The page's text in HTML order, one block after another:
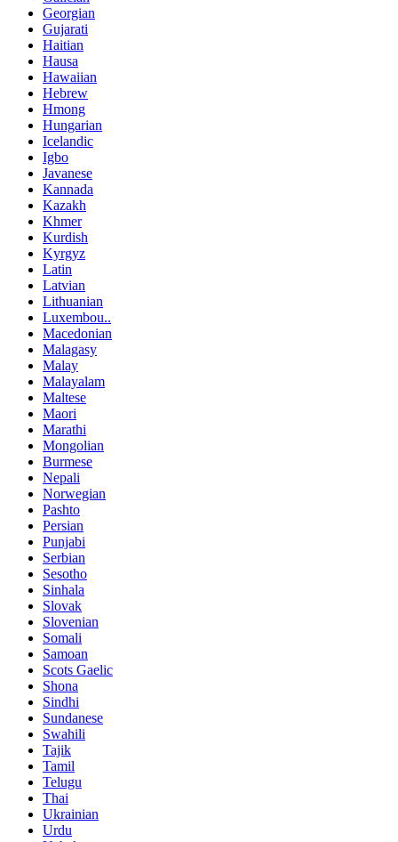
Georgian
Gujarati
Haitian
Hausa
Hawaiian
Hebrew
Hmong
Hungarian
Icelandic
Igbo
Javanese
Kannada
Kazakh
Khmer
Kurdish
Kyrgyz
Latin
Latvian
Lithuanian
Luxembou..
Macedonian
Malagasy
Malay
Malayalam
Maltese
Maori
Marathi
Mongolian
Burmese
Nepali
Norwegian
Pashto
Persian
Punjabi
Serbian
Sesotho
Sinhala
Slovak
Slovenian
Somali
Samoan
Scots Gaelic
Shona
Sindhi
Sundanese
Swahili
Tajik
Tamil
Telugu
Thai
Ukrainian
Urdu